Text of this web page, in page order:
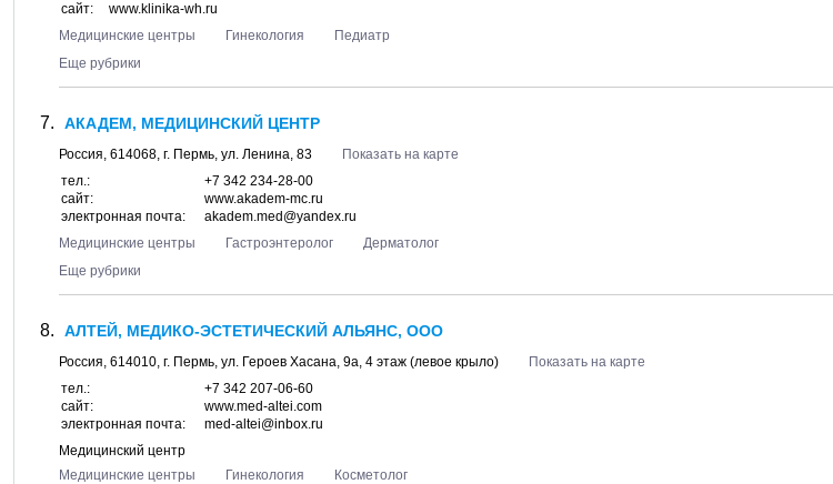
сайт:
www.klinika-wh.ru
Медицинские центры
Гинекология
Педиатр
Еще рубрики
АКАДЕМ, МЕДИЦИНСКИЙ ЦЕНТР
Россия, 614068, г. Пермь, ул. Ленина, 83
Показать на карте
тел.:
+7 342 234-28-00
сайт:
www.akadem-mc.ru
электронная почта:
akadem.med@yandex.ru
Медицинские центры
Гастроэнтеролог
Дерматолог
Еще рубрики
АЛТЕЙ, МЕДИКО-ЭСТЕТИЧЕСКИЙ АЛЬЯНС, ООО
Россия, 614010, г. Пермь, ул. Героев Хасана, 9а, 4 этаж (левое крыло)
Показать на карте
тел.:
+7 342 207-06-60
сайт:
www.med-altei.com
электронная почта:
med-altei@inbox.ru
Медицинский центр
Медицинские центры
Гинекология
Косметолог